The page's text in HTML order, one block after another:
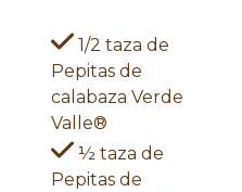
1/2 taza de
Pepitas de
calabaza Verde
Valle®
½ taza de
Pepitas de